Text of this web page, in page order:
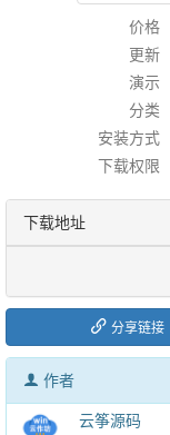
价格
更新
演示
分类
安装方式
下载权限
下载地址
分享链接
作者
云筝源码